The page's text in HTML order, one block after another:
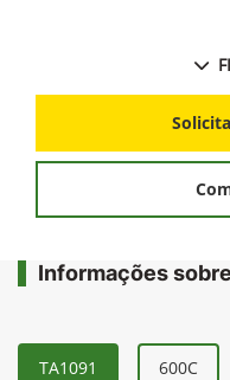
Informações
TA1091 600C